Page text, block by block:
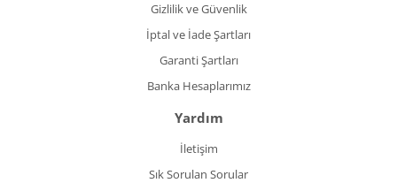
Gizlilik ve Güvenlik
İptal ve İade Şartları
Garanti Şartları
Banka Hesaplarımız
Yardım
İletişim
Sık Sorulan Sorular